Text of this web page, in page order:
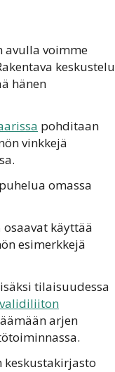
avulla voimme
keskustelu
hänen
pohditaan
vinkkejä
omassa
käyttää
esimerkkejä
tilaisuudessa
arjen